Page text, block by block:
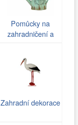
Pomůcky na
zahradničení a
Zahradní dekorace